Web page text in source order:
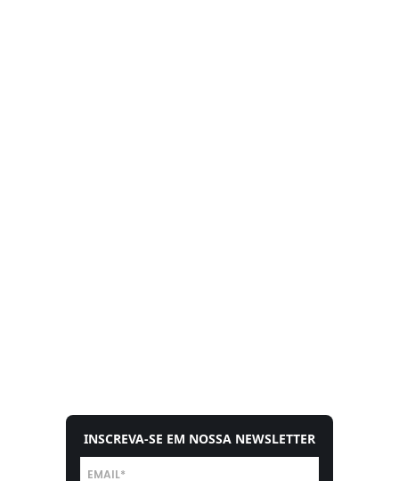
INSCREVA-SE EM NOSSA NEWSLETTER